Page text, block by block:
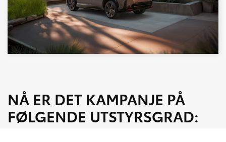
NÅ ER DET KAMPANJE PÅ
FØLGENDE UTSTYRSGRAD: